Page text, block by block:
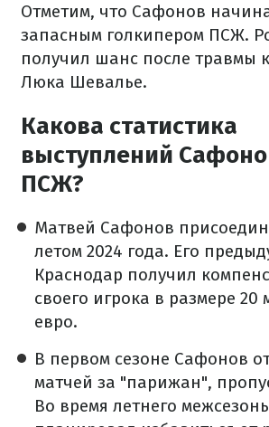
Отметим, что Сафонов
запасным голкипером ПСЖ.
получил шанс после травмы
Люка Шевалье.
Какова статистика
выступлений
ПСЖ?
Матвей Сафонов
летом 2024 года. Его
Краснодар получил
своего игрока в размере
евро.
В первом сезоне Сафонов
матчей за "парижан",
Во время летнего